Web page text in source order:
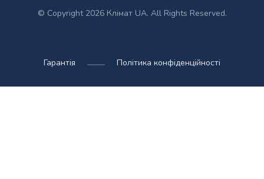
© Copyright 2026 Клімат UA. All Rights Reserved.
Політика конфіденційності
Гарантія